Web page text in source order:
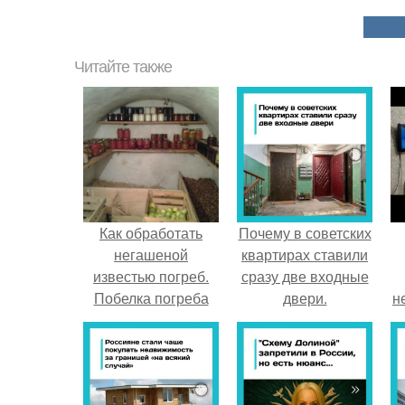
Читайте также
Как обработать
негашеной
известью погреб.
Побелка погреба
или подвала
Почему в советских
квартирах ставили
сразу две входные
двери.